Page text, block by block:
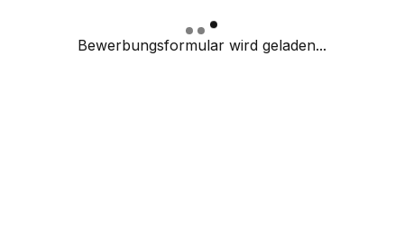
Bewerbungsformular wird geladen...